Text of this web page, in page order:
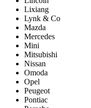
Lixiang
Lynk & Co
Mazda
Mercedes
Mini
Mitsubishi
Nissan
Omoda
Opel
Peugeot
Pontiac